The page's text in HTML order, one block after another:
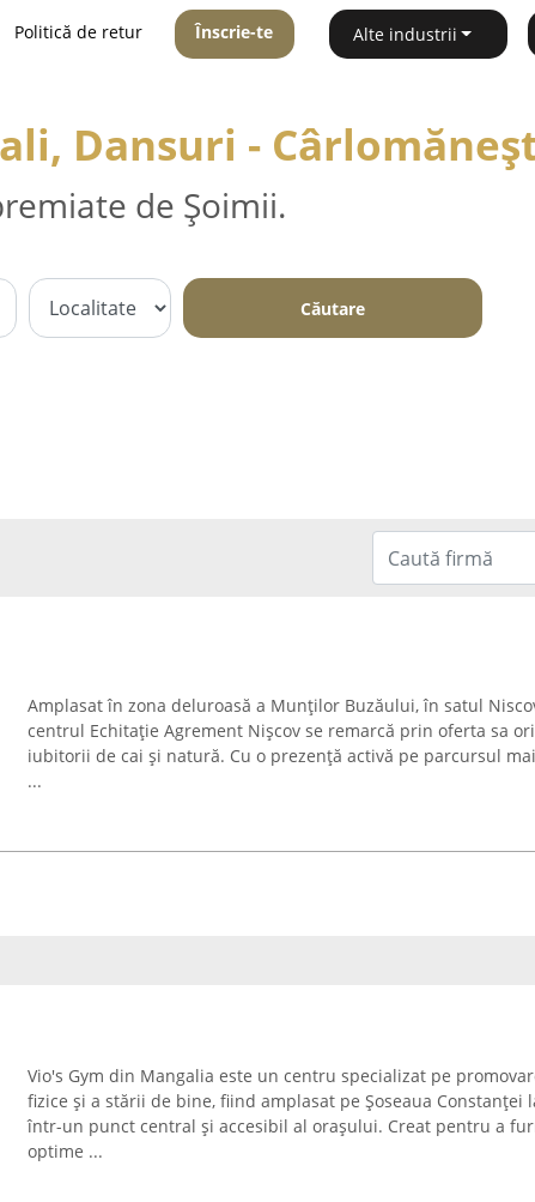
Politică de retur Înscrie-te Alte industrii
Dansuri -
de Șoimii.
Căutare
Amplasat în zona deluroasă a Munților Buzăului, în satul
centrul Echitație Agrement Nișcov se remarcă prin oferta sa
iubitorii de cai și natură. Cu o prezență activă pe parcursul
...
Vio's Gym din Mangalia este un centru specializat pe
fizice și a stării de bine, fiind amplasat pe Șoseaua Constanței
într-un punct central și accesibil al orașului. Creat pentru a
optime ...